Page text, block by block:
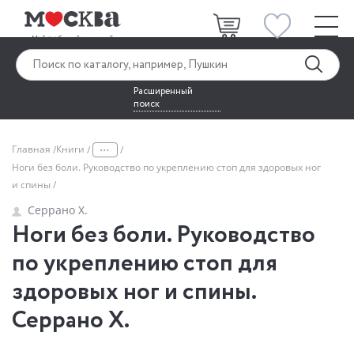
Расширенный
поиск
Главная Книги ...
Ноги без боли. Руководство по укреплению стоп для здоровых ног
и спины
Серрано Х.
Ноги без боли. Руководство
по укреплению стоп для
здоровых ног и спины.
Серрано Х.